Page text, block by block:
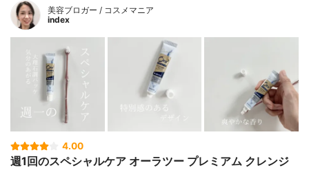
美容ブロガー / コスメマニア
index
4.00
週1回のスペシャルケア オーラツー プレミアム クレンジ